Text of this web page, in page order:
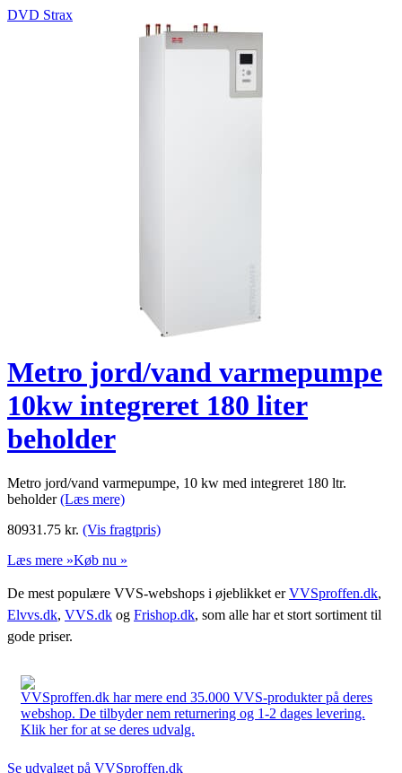
DVD Strax
Metro jord/vand varmepumpe
10kw integreret 180 liter
beholder
Metro jord/vand varmepumpe, 10 kw med integreret 180 ltr.
beholder(Læs mere)
80931.75 kr. (Vis fragtpris)
Læs mere »Køb nu »
De mest populære VVS-webshops i øjeblikket erVVSproffen.dk,
Elvvs.dk, VVS.dk og Frishop.dk, som alle har et stort sortiment til
gode priser.
VVSproffen.dk har mere end 35.000 VVS-produkter på deres
webshop. De tilbyder nem returnering og 1-2 dages levering.
Klik her for at se deres udvalg.
Se udvalget på VVSproffen.dk